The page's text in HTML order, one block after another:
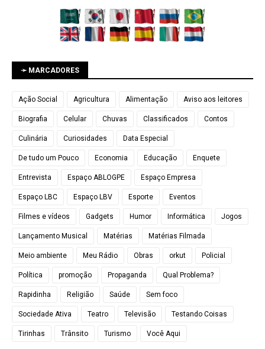
➛ MARCADORES
Ação Social Agricultura Alimentação Aviso aos leitores
Biografia Celular Chuvas Classificados Contos
Culinária Curiosidades Data Especial
De tudo um Pouco Economia Educação Enquete
Entrevista Espaço ABLOGPE Espaço Empresa
Espaço LBC Espaço LBV Esporte Eventos
Filmes e vídeos Gadgets Humor Informática Jogos
Lançamento Musical Matérias Matérias Filmada
Meio ambiente Meu Rádio Obras orkut Policial
Política promoção Propaganda Qual Problema?
Rapidinha Religião Saúde Sem foco
Sociedade Ativa Teatro Televisão Testando Coisas
Tirinhas Trânsito Turismo Você Aqui